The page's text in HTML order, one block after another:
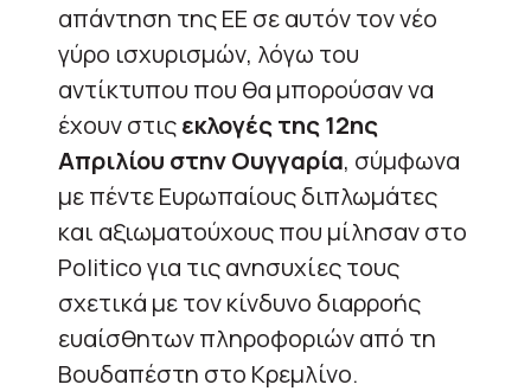
απάντηση της ΕΕ σε αυτόν τον νέο
γύρο ισχυρισμών, λόγω του
αντίκτυπου που θα μπορούσαν να
έχουν στιςεκλογές της 12ης
Απριλίου στην Ουγγαρία, σύμφωνα
με πέντε Ευρωπαίους διπλωμάτες
και αξιωματούχους που μίλησαν στο
Politico για τις ανησυχίες τους
σχετικά με τον κίνδυνο διαρροής
ευαίσθητων πληροφοριών από τη
Βουδαπέστη στο Κρεμλίνο.